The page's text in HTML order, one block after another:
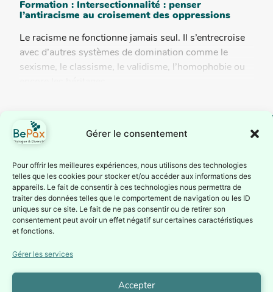
Gérer le consentement
Pour offrir les meilleures expériences, nous utilisons des technologies
telles que les cookies pour stocker et/ou accéder aux informations des
appareils. Le fait de consentir à ces technologies nous permettra de
traiter des données telles que le comportement de navigation ou les ID
uniques sur ce site. Le fait de ne pas consentir ou de retirer son
consentement peut avoir un effet négatif sur certaines caractéristiques
et fonctions.
Gérer les services
Accepter
Formation : Intersectionnalité : penser
l’antiracisme au croisement des oppressions
Le racisme ne fonctionne jamais seul. Il s’entrecroise
avec d’autres systèmes de domination comme le
sexisme, le classisme, le validisme, l’homophobie ou
Suivez-nous
Inscrivez-vous à notre
newsletter ou suivez nous
sur nos réseaux sociaux
Newsletter
BePax est reconnue
comme association
d’éducation
permanente par la
Fédération Wallonie-